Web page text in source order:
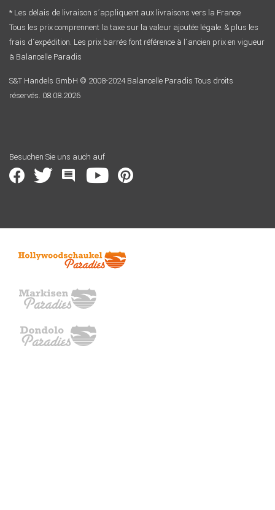
* Les délais de livraison s´appliquent aux livraisons vers la France
Tous les prix comprennent la taxe sur la valeur ajoutée légale. & plus les
frais d´expédition. Les prix barrés font référence à l´ancien prix en vigueur
à Balancelle Paradis
S&T Handels GmbH © 2008-2024 Balancelle Paradis Tous droits
réservés. 08.08.2026
Besuchen Sie uns auch auf